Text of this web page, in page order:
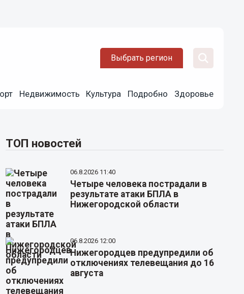
Выбрать регион
Недвижимость Культура Подробно Здоровье
ТОП новостей
06.8.2026 11:40
Четыре человека пострадали в
результате атаки БПЛА в
Нижегородской области
06.8.2026 12:00
Нижегородцев предупредили об
отключениях телевещания до 16
августа